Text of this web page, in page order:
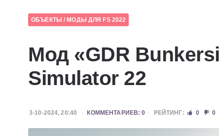
ОБЪЕКТЫ / МОДЫ ДЛЯ FS 2022
Мод «GDR
Simulator 22
3-10-2024, 20:40 КОММЕНТАРИЕВ: 0 РЕЙТИНГ: 0 0